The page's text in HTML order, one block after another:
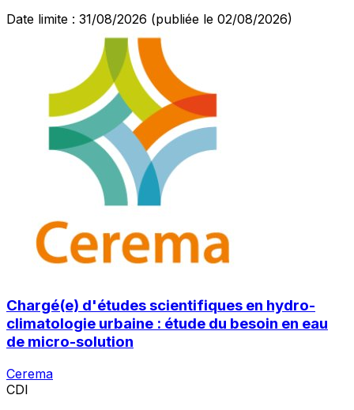
Date limite : 31/08/2026 (publiée le 02/08/2026)
Chargé(e) d'études scientifiques en hydro-
climatologie urbaine : étude du besoin en eau
de micro-solution
Cerema
CDI